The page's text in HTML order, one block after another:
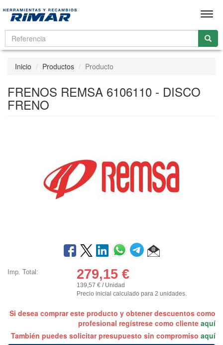
Inicio Productos Producto
FRENOS REMSA 6106110 - DISCO
FRENO
Imp. Total: 279,15 €
139,57 € / Unidad
Precio inicial calculado para 2 unidades.
Si desea comprar este producto y obtener descuentos como
profesional regístrese como cliente aquí
También puedes solicitar presupuesto sin compromiso aquí